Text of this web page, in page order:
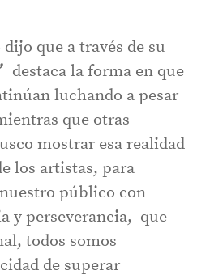
que a través de su
destaca la forma en que
luchando a pesar
que otras
mostrar esa realidad
los artistas, para
público con
y perseverancia, que
todos somos
de superar